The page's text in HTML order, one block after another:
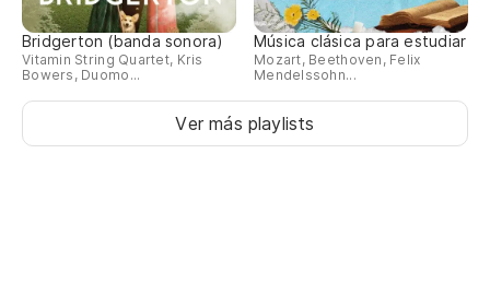
Bridgerton (banda sonora)
Vitamin String Quartet, Kris
Bowers, Duomo...
Música clásica para estudiar
Mozart, Beethoven, Felix
Mendelssohn...
Ver más playlists